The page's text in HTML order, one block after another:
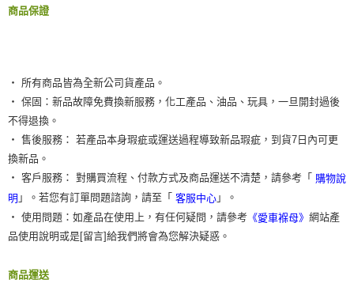
商品保證
‧ 所有商品皆為全新公司貨產品。
‧ 保固：新品故障免費換新服務，化工產品、油品、玩具，一旦開封過後
不得退換。
‧ 售後服務： 若產品本身瑕疵或運送過程導致新品瑕疵，到貨7日內可更
換新品。
‧ 客戶服務： 對購買流程、付款方式及商品運送不清楚，請參考「 購物說
明 」。若您有訂單問題諮詢，請至「 客服中心 」。
‧ 使用問題：如產品在使用上，有任何疑問，請參考 《愛車褓母》 網站產
品使用說明或是[留言]給我們將會為您解決疑惑。
商品運送